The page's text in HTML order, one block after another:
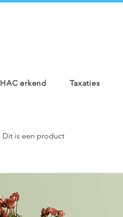
erkend Taxaties
Dit is een product